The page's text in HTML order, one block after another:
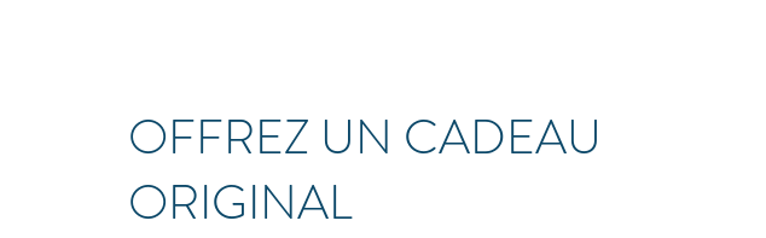
OFFREZ UN CADEAU
ORIGINAL